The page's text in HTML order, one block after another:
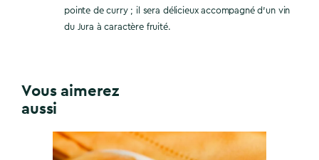
pointe de curry ; il sera délicieux accompagné d’un vin
du Jura à caractère fruité.
Vous aimerez
aussi